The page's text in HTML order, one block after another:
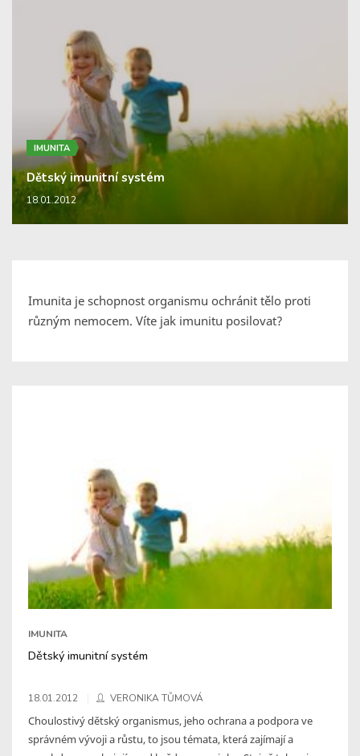
IMUNITA
Dětský imunitní systém
18.01.2012
Imunita je schopnost organismu ochránit tělo proti
různým nemocem. Víte jak imunitu posilovat?
IMUNITA
Dětský imunitní systém
18.01.2012 VERONIKA TŮMOVÁ
Choulostivý dětský organismus, jeho ochrana a podpora ve
správném vývoji a růstu, to jsou témata, která zajímají a